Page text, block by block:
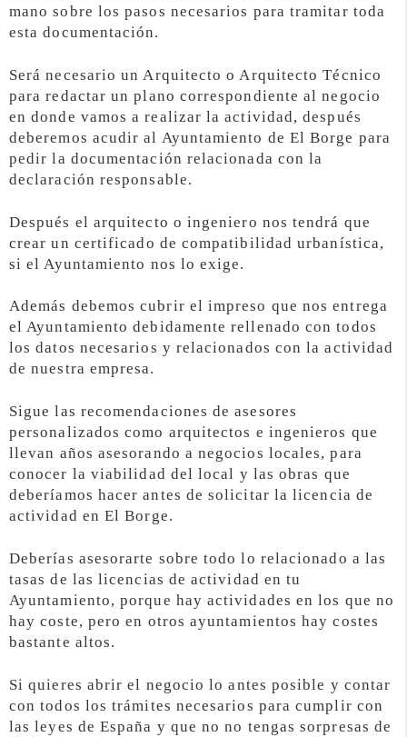
mano sobre los pasos necesarios para tramitar toda
esta documentación.
Será necesario un Arquitecto o Arquitecto Técnico
para redactar un plano correspondiente al negocio
en donde vamos a realizar la actividad, después
deberemos acudir al Ayuntamiento de El Borge para
pedir la documentación relacionada con la
declaración responsable.
Después el arquitecto o ingeniero nos tendrá que
crear un certificado de compatibilidad urbanística,
si el Ayuntamiento nos lo exige.
Además debemos cubrir el impreso que nos entrega
el Ayuntamiento debidamente rellenado con todos
los datos necesarios y relacionados con la actividad
de nuestra empresa.
Sigue las recomendaciones de asesores
personalizados como arquitectos e ingenieros que
llevan años asesorando a negocios locales, para
conocer la viabilidad del local y las obras que
deberíamos hacer antes de solicitar la licencia de
actividad en El Borge.
Deberías asesorarte sobre todo lo relacionado a las
tasas de las licencias de actividad en tu
Ayuntamiento, porque hay actividades en los que no
hay coste, pero en otros ayuntamientos hay costes
bastante altos.
Si quieres abrir el negocio lo antes posible y contar
con todos los trámites necesarios para cumplir con
las leyes de España y que no no tengas sorpresas de